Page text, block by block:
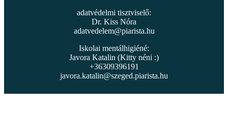
adatvédelmi tisztviselő:
Dr. Kiss Nóra
adatvedelem@piarista.hu
Iskolai mentálhigiéné:
Javora Katalin (Kitty néni :)
+36309396191
javora.katalin@szeged.piarista.hu